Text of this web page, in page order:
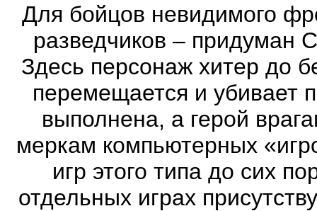
Для бойцов невидимого
разведчиков – придуман
Здесь персонаж хитер до
перемещается и убивает
выполнена, а герой
меркам компьютерных
игр этого типа до сих
отдельных играх